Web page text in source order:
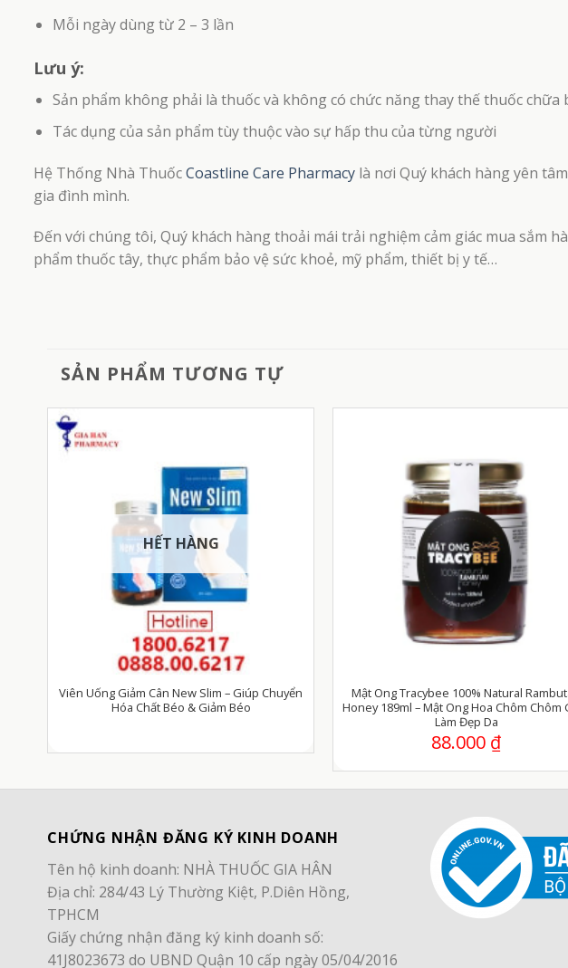
Mỗi ngày dùng từ 2 – 3 lần
Lưu ý:
Sản phẩm không phải là thuốc và không có chức năng thay thế thuốc chữa
Tác dụng của sản phẩm tùy thuộc vào sự hấp thu của từng người
Hệ Thống Nhà ThuốcCoastline Care Pharmacy là nơi Quý khách hàng yên
gia đình mình.
Đến với chúng tôi, Quý khách hàng thoải mái trải nghiệm cảm giác mua sắm
phẩm thuốc tây, thực phẩm bảo vệ sức khoẻ, mỹ phẩm, thiết bị y tế…
SẢN PHẨM TƯƠNG TỰ
HẾT HÀNG
Viên Uống Giảm Cân New Slim – Giúp Chuyển
Hóa Chất Béo & Giảm Béo
Mật Ong Tracybee 100% Natural
Honey 189ml – Mật Ong Hoa Chôm Chôm
Làm Đẹp Da
88.000 ₫
CHỨNG NHẬN ĐĂNG KÝ KINH DOANH
Tên hộ kinh doanh: NHÀ THUỐC GIA HÂN
Địa chỉ: 284/43 Lý Thường Kiệt, P.Diên Hồng,
TPHCM
Giấy chứng nhận đăng ký kinh doanh số:
41J8023673 do UBND Quận 10 cấp ngày 05/04/2016